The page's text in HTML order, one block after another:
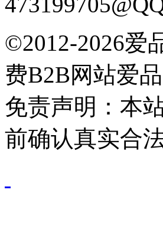
©2012-2026爱
费B2B网站爱
免责声明：本
前确认真实合